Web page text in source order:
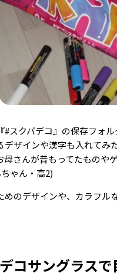
#スクバデコ』の保存フォ
デザインや漢字も入れて
母さんが昔もってたものや
ゃん・高2)
めのデザインや、カラフ
コサングラス